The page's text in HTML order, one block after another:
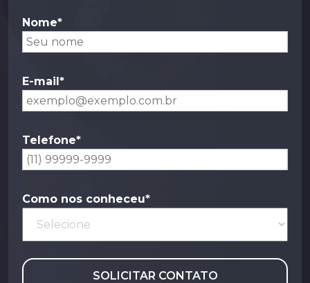
Nome*
E-mail*
Telefone*
Como nos conheceu*
SOLICITAR CONTATO